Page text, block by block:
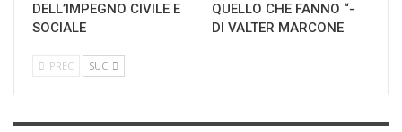
DELL’IMPEGNO CIVILE E
SOCIALE
QUELLO CHE FANNO “-
DI VALTER MARCONE
PREC SUC